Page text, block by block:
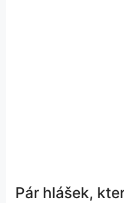
Pár hlášek,